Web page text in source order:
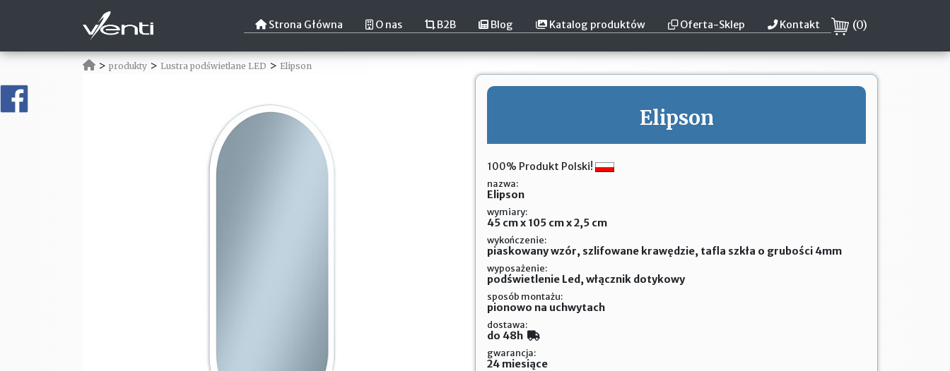
Strona Główna O nas B2B Blog Katalog produktów Oferta-Sklep Kontakt (0)
> produkty > Lustra podświetlane LED > Elipson
Elipson
100% Produkt Polski!
nazwa:
Elipson
wymiary:
45 cm x 105 cm x 2,5 cm
wykończenie:
piaskowany wzór, szlifowane krawędzie, tafla szkła o grubości 4mm
wyposażenie:
podświetlenie Led, włącznik dotykowy
sposób montażu:
pionowo na uchwytach
dostawa:
do 48h
gwarancja:
24 miesiące